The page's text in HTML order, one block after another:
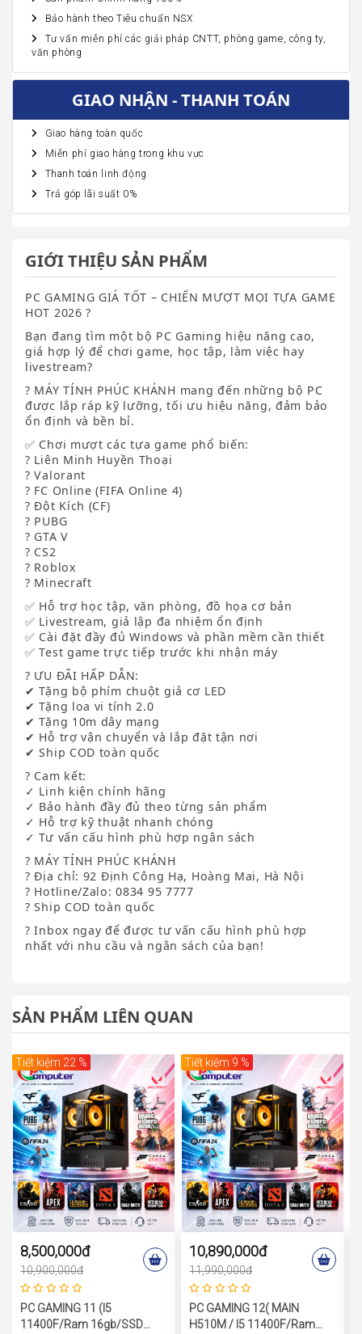
Bảo hành theo Tiêu chuẩn NSX
Tư vấn miễn phí các giải pháp CNTT, phòng game, công ty,
văn phòng
GIAO NHẬN - THANH TOÁN
Giao hàng toàn quốc
Miễn phí giao hàng trong khu vực
Thanh toán linh động
Trả góp lãi suất 0%
GIỚI THIỆU SẢN PHẨM
PC GAMING GIÁ TỐT – CHIẾN MƯỢT MỌI TỰA GAME
HOT 2026 ?
Bạn đang tìm một bộ PC Gaming hiệu năng cao,
giá hợp lý để chơi game, học tập, làm việc hay
livestream?
? MÁY TÍNH PHÚC KHÁNH mang đến những bộ PC
được lắp ráp kỹ lưỡng, tối ưu hiệu năng, đảm bảo
ổn định và bền bỉ.
✅ Chơi mượt các tựa game phổ biến:
? Liên Minh Huyền Thoại
? Valorant
? FC Online (FIFA Online 4)
? Đột Kích (CF)
? PUBG
? GTA V
? CS2
? Roblox
? Minecraft
✅ Hỗ trợ học tập, văn phòng, đồ họa cơ bản
✅ Livestream, giả lập đa nhiệm ổn định
✅ Cài đặt đầy đủ Windows và phần mềm cần thiết
✅ Test game trực tiếp trước khi nhận máy
? ƯU ĐÃI HẤP DẪN:
✔ Tặng bộ phím chuột giả cơ LED
✔ Tặng loa vi tính 2.0
✔ Tặng 10m dây mạng
✔ Hỗ trợ vận chuyển và lắp đặt tận nơi
✔ Ship COD toàn quốc
? Cam kết:
✓ Linh kiện chính hãng
✓ Bảo hành đầy đủ theo từng sản phẩm
✓ Hỗ trợ kỹ thuật nhanh chóng
✓ Tư vấn cấu hình phù hợp ngân sách
? MÁY TÍNH PHÚC KHÁNH
? Địa chỉ: 92 Định Công Hạ, Hoàng Mai, Hà Nội
? Hotline/Zalo: 0834 95 7777
? Ship COD toàn quốc
? Inbox ngay để được tư vấn cấu hình phù hợp
nhất với nhu cầu và ngân sách của bạn!
SẢN PHẨM LIÊN QUAN
Tiết kiệm 22 %
8,500,000đ
10,900,000đ
PC GAMING 11 (i5
11400F/Ram 16gb/SSD
Tiết kiệm 9 %
10,890,000đ
11,990,000đ
PC GAMING 12( MAIN
H510M / I5 11400F/Ram